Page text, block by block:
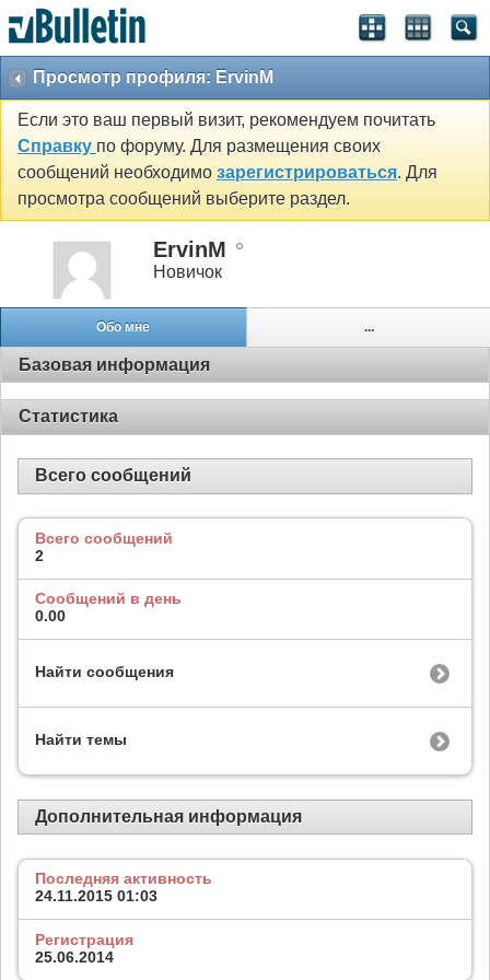
Просмотр профиля: ErvinM
Если это ваш первый визит, рекомендуем почитать
Справку по форуму. Для размещения своих
сообщений необходимо зарегистрироваться. Для
просмотра сообщений выберите раздел.
ErvinM
Новичок
Обо мне ...
Базовая информация
Статистика
Всего сообщений
Всего сообщений
2
Сообщений в день
0.00
Найти сообщения
Найти темы
Дополнительная информация
Последняя активность
24.11.2015 01:03
Регистрация
25.06.2014